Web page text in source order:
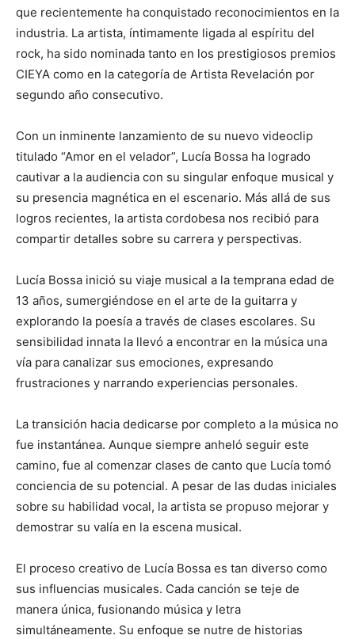
que recientemente ha conquistado reconocimientos en la
industria. La artista, íntimamente ligada al espíritu del
rock, ha sido nominada tanto en los prestigiosos premios
CIEYA como en la categoría de Artista Revelación por
segundo año consecutivo.
Con un inminente lanzamiento de su nuevo videoclip
titulado “Amor en el velador”, Lucía Bossa ha logrado
cautivar a la audiencia con su singular enfoque musical y
su presencia magnética en el escenario. Más allá de sus
logros recientes, la artista cordobesa nos recibió para
compartir detalles sobre su carrera y perspectivas.
Lucía Bossa inició su viaje musical a la temprana edad de
13 años, sumergiéndose en el arte de la guitarra y
explorando la poesía a través de clases escolares. Su
sensibilidad innata la llevó a encontrar en la música una
vía para canalizar sus emociones, expresando
frustraciones y narrando experiencias personales.
La transición hacia dedicarse por completo a la música no
fue instantánea. Aunque siempre anheló seguir este
camino, fue al comenzar clases de canto que Lucía tomó
conciencia de su potencial. A pesar de las dudas iniciales
sobre su habilidad vocal, la artista se propuso mejorar y
demostrar su valía en la escena musical.
El proceso creativo de Lucía Bossa es tan diverso como
sus influencias musicales. Cada canción se teje de
manera única, fusionando música y letra
simultáneamente. Su enfoque se nutre de historias